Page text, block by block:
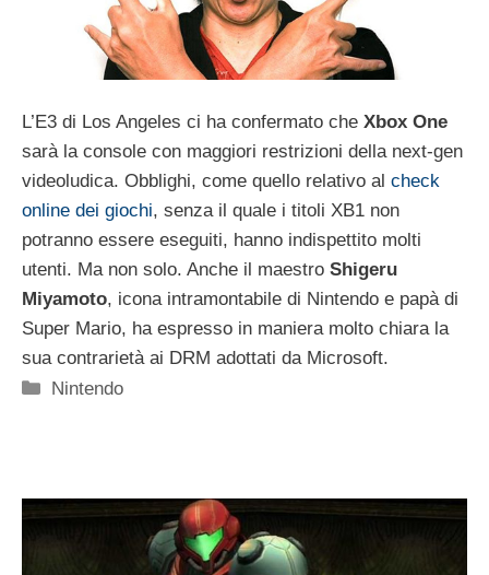
L’E3 di Los Angeles ci ha confermato che Xbox One
sarà la console con maggiori restrizioni della next-gen
videoludica. Obblighi, come quello relativo al check
online dei giochi, senza il quale i titoli XB1 non
potranno essere eseguiti, hanno indispettito molti
utenti. Ma non solo. Anche il maestro Shigeru
Miyamoto, icona intramontabile di Nintendo e papà di
Super Mario, ha espresso in maniera molto chiara la
sua contrarietà ai DRM adottati da Microsoft.
Categorie
Nintendo